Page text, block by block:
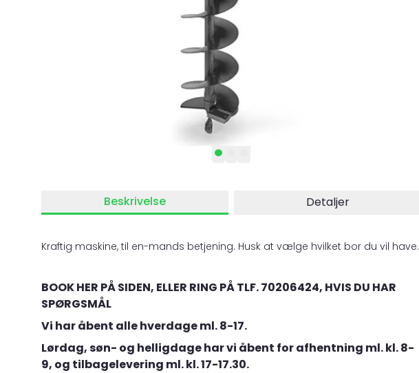
Beskrivelse Detaljer
Kraftig maskine, til en-mands betjening. Husk at vælge hvilket bor du vil have.
BOOK HER PÅ SIDEN, ELLER RING PÅ TLF. 70206424, HVIS DU HAR
SPØRGSMÅL
Vi har åbent alle hverdage ml. 8-17.
Lørdag, søn- og helligdage har vi åbent for afhentning ml. kl. 8-
9, og tilbagelevering ml. kl. 17-17.30.